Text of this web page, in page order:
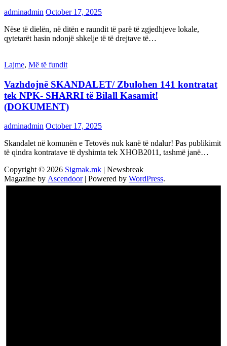
adminadmin October 17, 2025
Nëse të dielën, në ditën e raundit të parë të zgjedhjeve lokale,
qytetarët hasin ndonjë shkelje të të drejtave të…
Lajme, Më të fundit
Vazhdojnē SKANDALET/ Zbulohen 141 kontratat
tek NPK- SHARRI të Bilall Kasamit!
(DOKUMENT)
adminadmin October 17, 2025
Skandalet në komunën e Tetovës nuk kanë të ndalur! Pas publikimit
të qindra kontratave të dyshimta tek XHOB2011, tashmë janë…
Copyright © 2026 Sigmak.mk | Newsbreak
Magazine by Ascendoor| Powered by WordPress.